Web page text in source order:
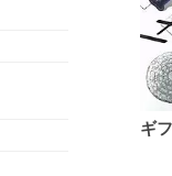
ギ